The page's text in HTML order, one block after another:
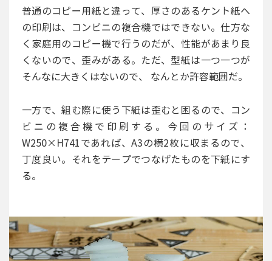
普通のコピー用紙と違って、厚さのあるケント紙へ
の印刷は、コンビニの複合機ではできない。仕方な
く家庭用のコピー機で行うのだが、性能があまり良
くないので、歪みがある。ただ、型紙は一つ一つが
そんなに大きくはないので、 なんとか許容範囲だ。
一方で、組む際に使う下紙は歪むと困るので、コン
ビニの複合機で印刷する。今回のサイズ：
W250×H741であれば、A3の横2枚に収まるので、
丁度良い。それをテープでつなげたものを下紙にす
る。